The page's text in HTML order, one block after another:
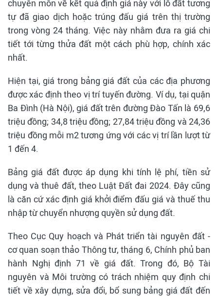
chuyên môn về kết quả định giá này với lô đất tương
tự đã giao dịch hoặc trúng đấu giá trên thị trường
trong vòng 24 tháng. Việc này nhằm đưa ra giá chi
tiết tới từng thửa đất một cách phù hợp, chính xác
nhất.
Hiện tại, giá trong bảng giá đất của các địa phương
được xác định theo vị trí tuyến đường. Ví dụ, tại quận
Ba Đình (Hà Nội), giá đất trên đường Đào Tấn là 69,6
triệu đồng; 34,8 triệu đồng; 27,84 triệu đồng và 24,36
triệu đồng mỗi m2 tương ứng với các vị trí lần lượt từ
1 đến 4.
Bảng giá đất được áp dụng khi tính lệ phí, tiền sử
dụng và thuê đất, theo Luật Đất đai 2024. Đây cũng
là căn cứ xác định giá khởi điểm đấu giá và thuế thu
nhập từ chuyển nhượng quyền sử dụng đất.
Theo Cục Quy hoạch và Phát triển tài nguyên đất -
cơ quan soạn thảo Thông tư, tháng 6, Chính phủ ban
hành Nghị định 71 về giá đất. Trong đó, Bộ Tài
nguyên và Môi trường có trách nhiệm quy định chi
tiết về xây dựng, sửa đổi, bổ sung bảng giá đất đến